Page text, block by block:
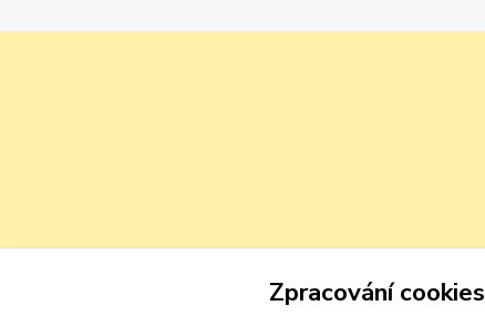
Zpracování cookies